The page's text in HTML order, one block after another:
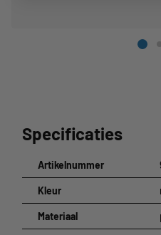
Specificaties
Artikelnummer
Kleur
Materiaal